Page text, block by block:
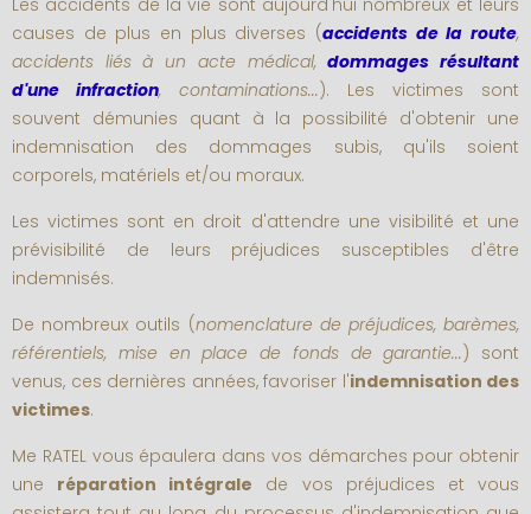
causes de plus en plus diverses (accidents de la route,
accidents liés à un acte médical,dommages résultant
d'une infraction, contaminations...). Les victimes sont
souvent démunies quant à la possibilité d'obtenir une
indemnisation des dommages subis, qu'ils soient
corporels, matériels et/ou moraux.
Les victimes sont en droit d'attendre une visibilité et une
prévisibilité de leurs préjudices susceptibles d'être
indemnisés.
De nombreux outils (nomenclature de préjudices, barèmes,
référentiels, mise en place de fonds de garantie...) sont
venus, ces dernières années, favoriser l'indemnisation des
victimes.
Me RATEL vous épaulera dans vos démarches pour obtenir
une réparation intégrale de vos préjudices et vous